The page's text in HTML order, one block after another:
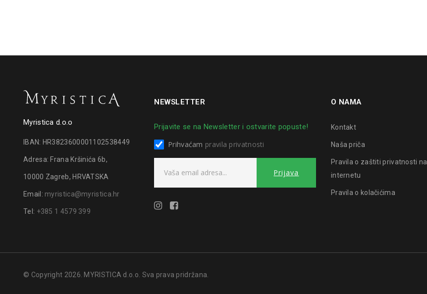
Myristica d.o.o
IBAN: HR3823600001102538449
Adresa: Frana Kršinića 6b,
10000 Zagreb, HRVATSKA
Email: myristica@myristica.hr
Tel: +385 1 4579 399
NEWSLETTER
Prijavite se na Newsletter i ostvarite popuste!
Prihvaćam pravila privatnosti
O NAMA
Kontakt
Naša priča
Pravila o zaštiti privatnosti na
internetu
Pravila o kolačićima
© Copyright 2026. MYRISTICA d.o.o. Sva prava pridržana.